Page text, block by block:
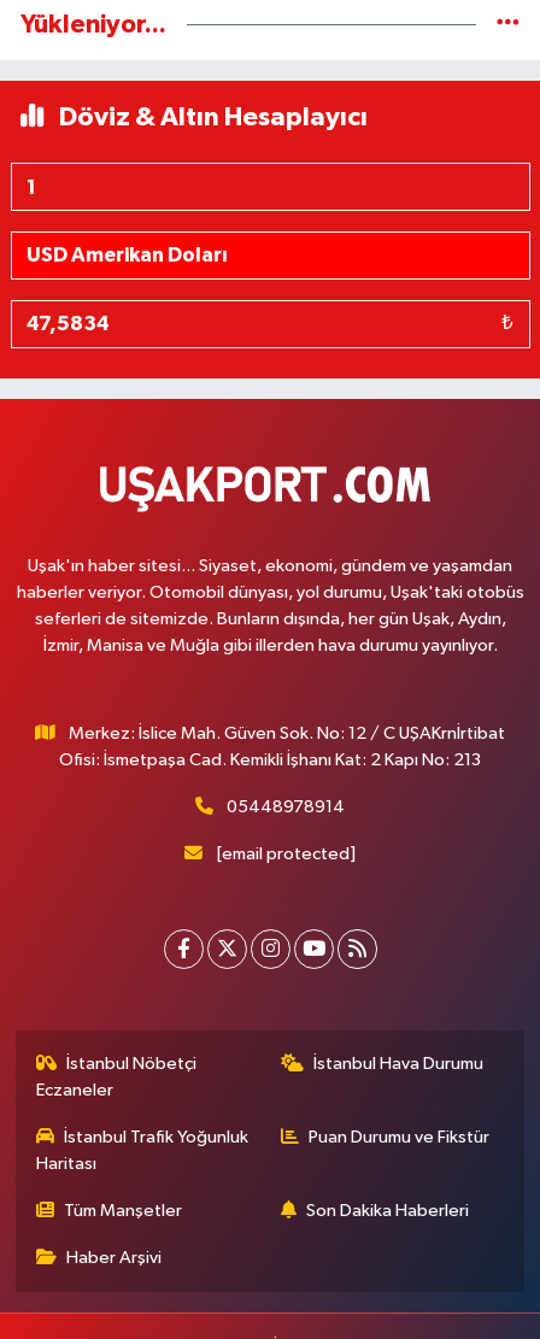
Yükleniyor...
Döviz & Altın Hesaplayıcı
₺
Uşak'ın haber sitesi... Siyaset, ekonomi, gündem ve yaşamdan
haberler veriyor. Otomobil dünyası, yol durumu, Uşak'taki otobüs
seferleri de sitemizde. Bunların dışında, her gün Uşak, Aydın,
İzmir, Manisa ve Muğla gibi illerden hava durumu yayınlıyor.
Merkez: İslice Mah. Güven Sok. No: 12 / C UŞAKrnİrtibat
Ofisi: İsmetpaşa Cad. Kemikli İşhanı Kat: 2 Kapı No: 213
05448978914
[email protected]
İstanbul Nöbetçi
Eczaneler
İstanbul Hava Durumu
İstanbul Trafik Yoğunluk
Haritası
Puan Durumu ve Fikstür
Tüm Manşetler Son Dakika Haberleri
Haber Arşivi